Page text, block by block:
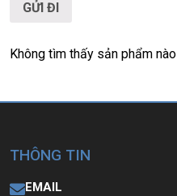
Không tìm thấy sản phẩm nào
THÔNG TIN
EMAIL